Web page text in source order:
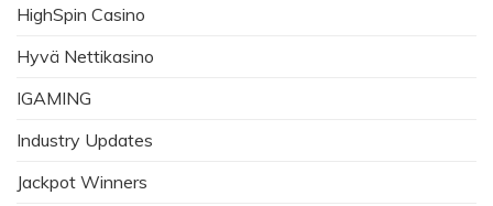
HighSpin Casino
Hyvä Nettikasino
IGAMING
Industry Updates
Jackpot Winners